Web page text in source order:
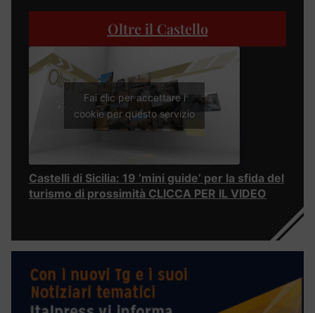
Oltre il Castello
Fai clic per accettare i
cookie per questo servizio
Castelli di Sicilia: 19 ‘mini guide’ per la sfida del
turismo di prossimità CLICCA PER IL VIDEO